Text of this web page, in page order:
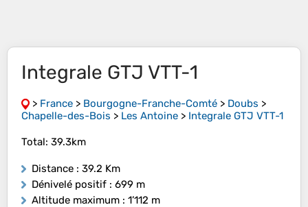
Integrale GTJ VTT-1
> France > Bourgogne-Franche-Comté > Doubs >
Chapelle-des-Bois > Les Antoine > Integrale GTJ VTT-1
Total: 39.3km
Distance : 39.2 Km
Dénivelé positif : 699 m
Altitude maximum : 1’112 m